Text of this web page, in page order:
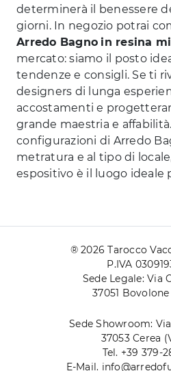
determinerà il benessere
giorni. In negozio potrai
Arredo Bagno in resina
mercato: siamo il posto
tendenze e consigli. Se ti
designers di lunga
accostamenti e
grande maestria e
configurazioni di Arredo
metratura e al tipo di
espositivo è il luogo ideale
® 2026 Tarocco
P.IVA
Sede Legale: Via
37051
Sede Showroom:
37053 Cerea
Tel. +39 379-
E-Mail.